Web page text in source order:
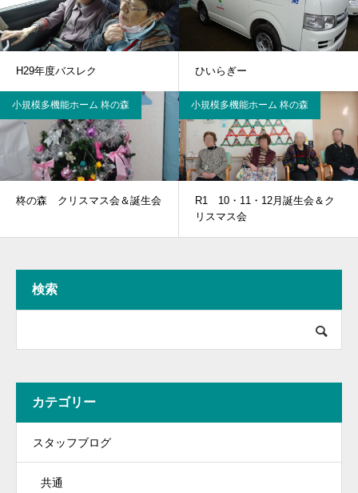
H29年度バスレク ひいらぎー
小規模多機能ホーム 柊の森
柊の森 クリスマス会＆誕生会
小規模多機能ホーム 柊の森
R1 10・11・12月誕生会＆ク
リスマス会
検索
カテゴリー
スタッフブログ
共通